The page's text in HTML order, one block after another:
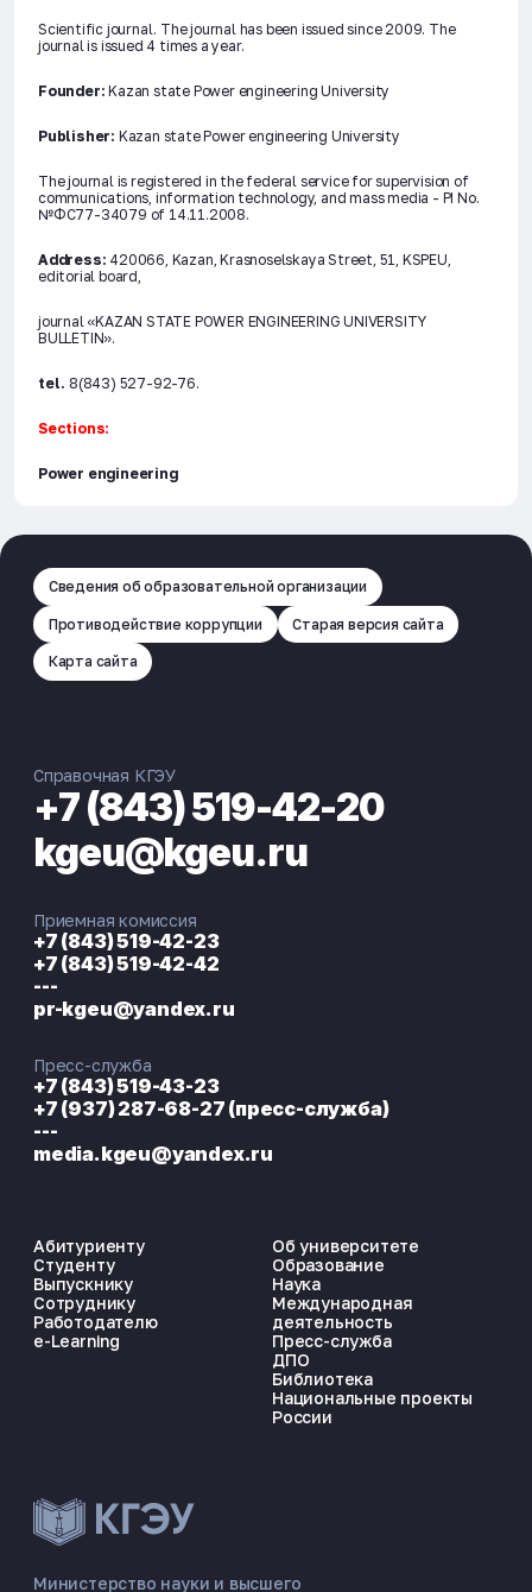
ЭНЕРГОКОД — ПОМОЩНИК КГЭУ
Scientific journal. The journal has been issued since 2009. The
journal is issued 4 times a year.
Founder: Kazan state Power engineering University
Publisher: Kazan state Power engineering University
The journal is registered in the federal service for supervision of
communications, information technology, and mass media - PI No.
№ФС77-34079 of 14.11.2008.
Address: 420066, Kazan, Krasnoselskaya Street, 51, KSPEU,
editorial board,
journal «KAZAN STATE POWER ENGINEERING UNIVERSITY
BULLETIN».
tel. 8(843) 527-92-76.
Sections:
Power engineering
Сведения об образовательной организации
Противодействие коррупции Старая версия сайта
Карта сайта
Министерство науки и высшего
Абитуриенту
Студенту
Выпускнику
Сотруднику
Работодателю
e-Learning
Об университете
Образование
Наука
Международная
деятельность
Пресс-служба
ДПО
Библиотека
Национальные проекты
России
Справочная КГЭУ
+7 (843) 519-42-20
kgeu@kgeu.ru
Приемная комиссия
+7 (843) 519-42-23
+7 (843) 519-42-42
---
pr-kgeu@yandex.ru
Пресс-служба
+7 (843) 519-43-23
+7 (937) 287-68-27 (пресс-служба)
---
media.kgeu@yandex.ru